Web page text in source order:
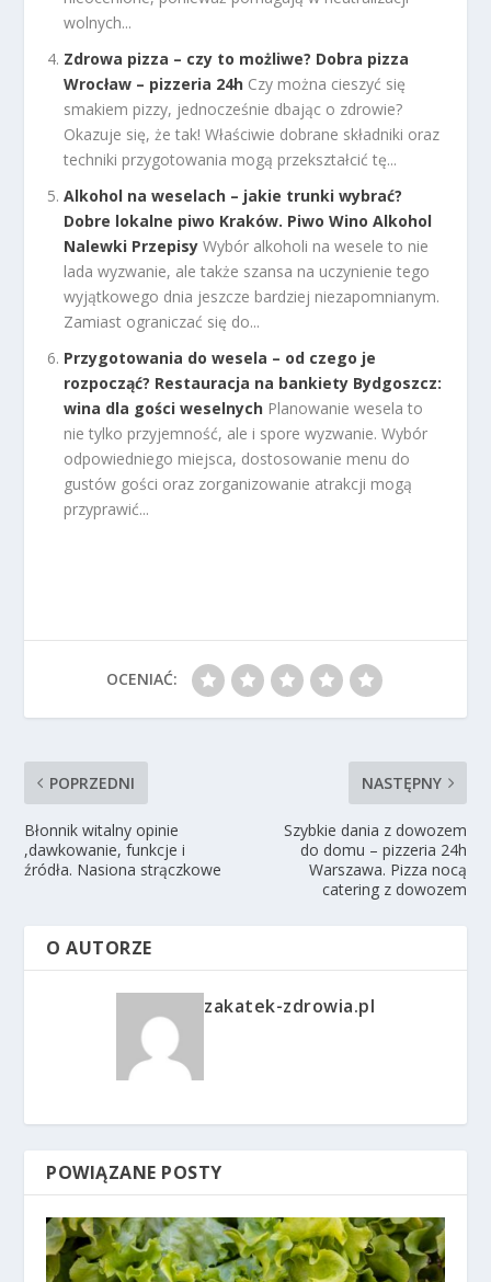
wolnych...
Zdrowa pizza – czy to możliwe? Dobra pizza
Wrocław – pizzeria 24h Czy można cieszyć się
smakiem pizzy, jednocześnie dbając o zdrowie?
Okazuje się, że tak! Właściwie dobrane składniki oraz
techniki przygotowania mogą przekształcić tę...
Alkohol na weselach – jakie trunki wybrać?
Dobre lokalne piwo Kraków. Piwo Wino Alkohol
Nalewki Przepisy Wybór alkoholi na wesele to nie
lada wyzwanie, ale także szansa na uczynienie tego
wyjątkowego dnia jeszcze bardziej niezapomnianym.
Zamiast ograniczać się do...
Przygotowania do wesela – od czego je
rozpocząć? Restauracja na bankiety Bydgoszcz:
wina dla gości weselnych Planowanie wesela to
nie tylko przyjemność, ale i spore wyzwanie. Wybór
odpowiedniego miejsca, dostosowanie menu do
gustów gości oraz zorganizowanie atrakcji mogą
przyprawić...
OCENIAĆ:
POPRZEDNI
Błonnik witalny opinie
,dawkowanie, funkcje i
źródła. Nasiona strączkowe
NASTĘPNY
Szybkie dania z dowozem
do domu – pizzeria 24h
Warszawa. Pizza nocą
catering z dowozem
O AUTORZE
zakatek-zdrowia.pl
POWIĄZANE POSTY